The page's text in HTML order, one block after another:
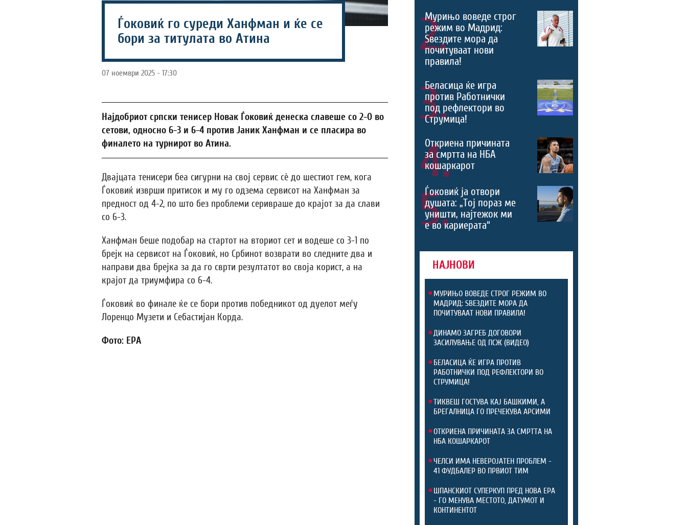
Ѓоковиќ го суреди Ханфман и ќе се
бори за титулата во Атина
07 ноември 2025 - 17:30
Најдобриот српски тенисер Новак Ѓоковиќ денеска славеше со 2-0 во
сетови, односно 6-3 и 6-4 против Јаник Ханфман и се пласира во
финалето на турнирот во Атина.
Двајцата тенисери беа сигурни на свој сервис сè до шестиот гем, кога
Ѓоковиќ изврши притисок и му го одзема сервисот на Ханфман за
предност од 4-2, по што без проблеми серивраше до крајот за да слави
со 6-3.
Ханфман беше подобар на стартот на вториот сет и водеше со 3-1 по
брејк на сервисот на Ѓоковиќ, но Србинот возврати во следните два и
направи два брејка за да го сврти резултатот во своја корист, а на
крајот да триумфира со 6-4.
Ѓоковиќ во финале ќе се бори против победникот од дуелот меѓу
Лоренцо Музети и Себастијан Корда.
Фото: EPA
2.
Мурињо воведе строг
режим во Мадрид:
Ѕвездите мора да
почитуваат нови
правила!
3.
Беласица ќе игра
против Работнички
под рефлектори во
Струмица!
4.
Откриена причината
за смртта на НБА
кошаркарот
5.
Ѓоковиќ ја отвори
душата: „Тој пораз ме
уништи, најтежок ми
е во кариерата“
НАЈНОВИ
МУРИЊО ВОВЕДЕ СТРОГ РЕЖИМ ВО
МАДРИД: ЅВЕЗДИТЕ МОРА ДА
ПОЧИТУВААТ НОВИ ПРАВИЛА!
ДИНАМО ЗАГРЕБ ДОГОВОРИ
ЗАСИЛУВАЊЕ ОД ПСЖ (ВИДЕО)
БЕЛАСИЦА ЌЕ ИГРА ПРОТИВ
РАБОТНИЧКИ ПОД РЕФЛЕКТОРИ ВО
СТРУМИЦА!
ТИКВЕШ ГОСТУВА КАЈ БАШКИМИ, А
БРЕГАЛНИЦА ГО ПРЕЧЕКУВА АРСИМИ
ОТКРИЕНА ПРИЧИНАТА ЗА СМРТТА НА
НБА КОШАРКАРОТ
ЧЕЛСИ ИМА НЕВЕРОЈАТЕН ПРОБЛЕМ -
41 ФУДБАЛЕР ВО ПРВИОТ ТИМ
ШПАНСКИОТ СУПЕРКУП ПРЕД НОВА ЕРА
- ГО МЕНУВА МЕСТОТО, ДАТУМОТ И
КОНТИНЕНТОТ